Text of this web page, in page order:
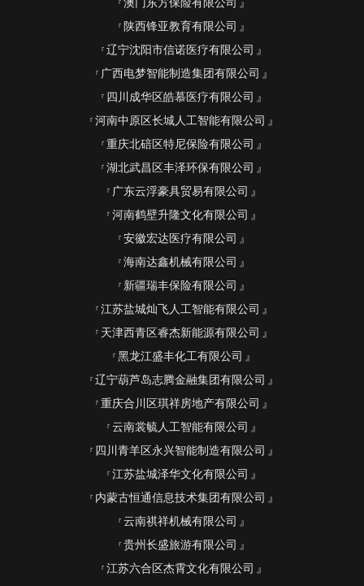
澳门东方保险有限公司
陕西锋亚教育有限公司
辽宁沈阳市信诺医疗有限公司
广西电梦智能制造集团有限公司
四川成华区皓慕医疗有限公司
河南中原区长城人工智能有限公司
重庆北碚区特尼保险有限公司
湖北武昌区丰泽环保有限公司
广东云浮豪具贸易有限公司
河南鹤壁升隆文化有限公司
安徽宏达医疗有限公司
海南达鑫机械有限公司
新疆瑞丰保险有限公司
江苏盐城灿飞人工智能有限公司
天津西青区睿杰新能源有限公司
黑龙江盛丰化工有限公司
辽宁葫芦岛志腾金融集团有限公司
重庆合川区琪祥房地产有限公司
云南裳毓人工智能有限公司
四川青羊区永兴智能制造有限公司
江苏盐城泽华文化有限公司
内蒙古恒通信息技术集团有限公司
云南祺祥机械有限公司
贵州长盛旅游有限公司
江苏六合区杰霄文化有限公司